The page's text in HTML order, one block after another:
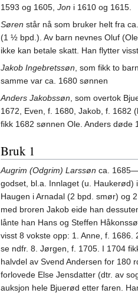
1593 og 1605, Jon i 1610 og 1615.
Søren står nå som bruker helt fra
(1 ½ bpd.). Av barn nevnes Oluf
ikke kan betale skatt. Han flytter
Jakob Ingebretssøn, som fikk to
samme var ca. 1680 sønnen
Anders Jakobssøn, som overtok
1672, Even, f. 1680, Jakob, f. 1682
fikk 1682 sønnen Ole. Anders døde
Bruk 1
Augrim (Odgrim) Larssøn ca.
godset, bl.a. Innlaget (u. Haukerød)
Haugen i Arnadal (2 bpd. smør) og
med broren Jakob eide han
lånte han Hans og Steffen
visst 8 vokste opp: 1. Anne, f.
se ndfr. 8. Jørgen, f. 1705. I 1704
halvdel av Svend Andersen for 180
forlovede Else Jensdatter (dtr. av
auksjon hele Bjuerød etter faren.